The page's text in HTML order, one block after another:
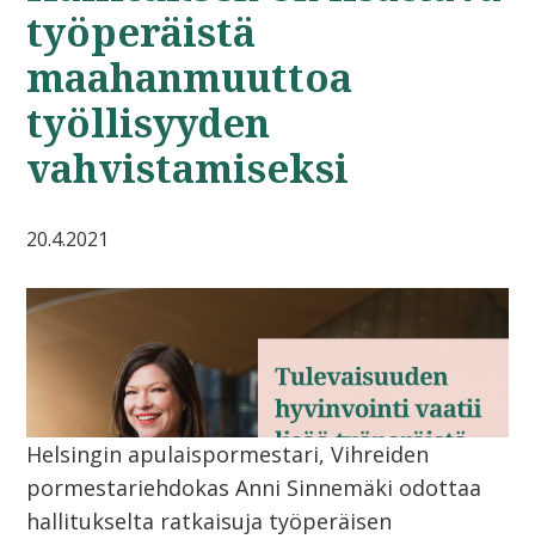
työperäistä
maahanmuuttoa
työllisyyden
vahvistamiseksi
20.4.2021
Helsingin apulaispormestari, Vihreiden
pormestariehdokas Anni Sinnemäki odottaa
hallitukselta ratkaisuja työperäisen